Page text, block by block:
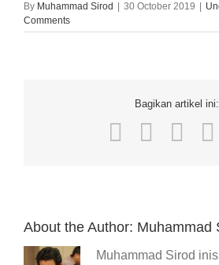
By Muhammad Sirod 30 October 2019
Comments
Bagikan artikel ini:
Facebook
Twitter
About the Author: Muhammad
Muhammad Sirod